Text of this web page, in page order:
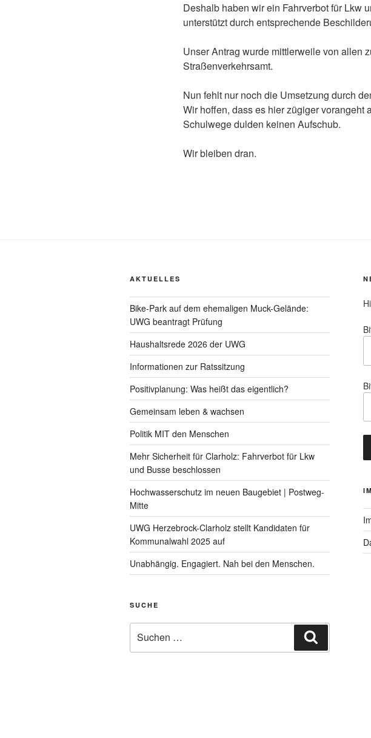
Deshalb haben wir ein Fahrverbot für Lkw
unterstützt durch entsprechende
Unser Antrag wurde mittlerweile von allen
Straßenverkehrsamt.
Nun fehlt nur noch die Umsetzung durch
Wir hoffen, dass es hier zügiger
Schulwege dulden keinen Aufschub.
Wir bleiben dran.
AKTUELLES
Bike-Park auf dem ehemaligen Muck-Gelände:
UWG beantragt Prüfung
Haushaltsrede 2026 der UWG
Informationen zur Ratssitzung
Positivplanung: Was heißt das eigentlich?
Gemeinsam leben & wachsen
Politik MIT den Menschen
Mehr Sicherheit für Clarholz: Fahrverbot für Lkw
und Busse beschlossen
Hochwasserschutz im neuen Baugebiet | Postweg-
Mitte
UWG Herzebrock-Clarholz stellt Kandidaten für
Kommunalwahl 2025 auf
Unabhängig. Engagiert. Nah bei den Menschen.
SUCHE
nach: